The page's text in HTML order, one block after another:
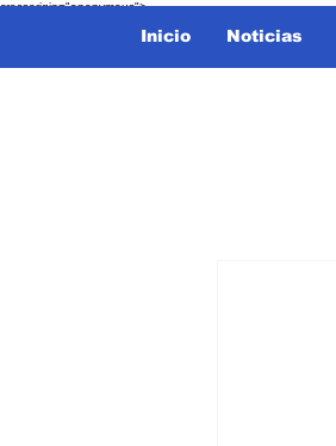
crossorigin="anonymous">
Inicio Noticias